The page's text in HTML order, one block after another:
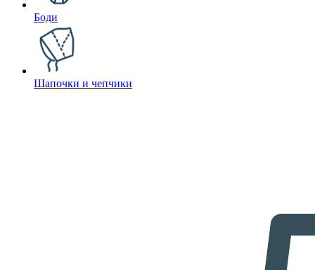
Боди
Шапочки и чепчики